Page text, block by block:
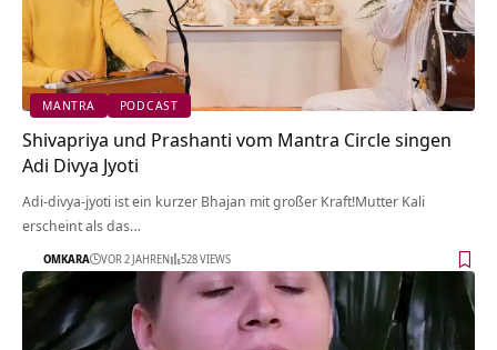
MANTRA PODCAST
Shivapriya und Prashanti vom Mantra Circle singen
Adi Divya Jyoti
Adi-divya-jyoti ist ein kurzer Bhajan mit großer Kraft!Mutter Kali
erscheint als das…
OMKARA VOR 2 JAHREN 528 VIEWS